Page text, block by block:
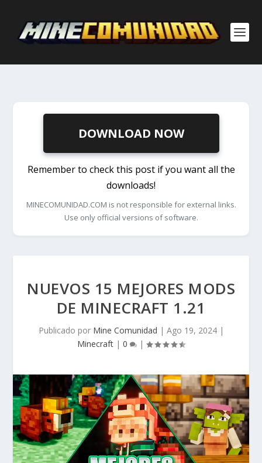
DOWNLOAD NOW
Remember to check this post if you want all the
downloads!
MINECOMUNIDAD.COM is not responsible for external links.
Use only official versions of software.
NUEVOS 15 MEJORES MODS
DE MINECRAFT 1.21
Publicado por Mine Comunidad | Ago 19, 2024|
Minecraft | 0 |